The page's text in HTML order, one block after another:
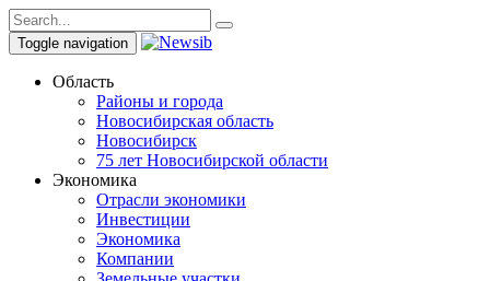
Toggle navigation
Область
Районы и города
Новосибирская область
Новосибирск
75 лет Новосибирской области
Экономика
Отрасли экономики
Инвестиции
Экономика
Компании